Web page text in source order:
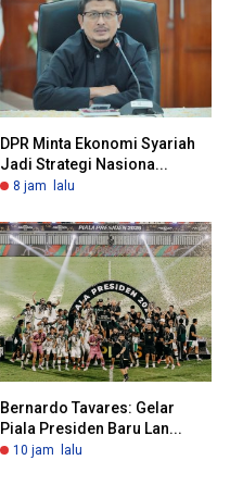
DPR Minta Ekonomi Syariah
Jadi Strategi Nasiona...
8 jam lalu
Bernardo Tavares: Gelar
Piala Presiden Baru Lan...
10 jam lalu